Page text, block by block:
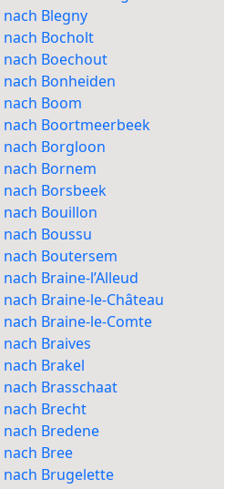
Blegny
Bocholt
Boechout
Bonheiden
Boom
Boortmeerbeek
Borgloon
Bornem
Borsbeek
Bouillon
Boussu
Boutersem
Braine-l’Alleud
Braine-le-Château
Braine-le-Comte
Braives
Brakel
Brasschaat
Brecht
Bredene
Bree
Brugelette